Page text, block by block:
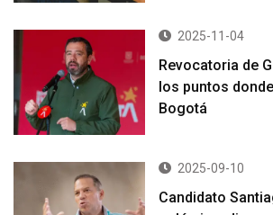
2025-11-04
Revocatoria de
los puntos
Bogotá
2025-09-10
Candidato